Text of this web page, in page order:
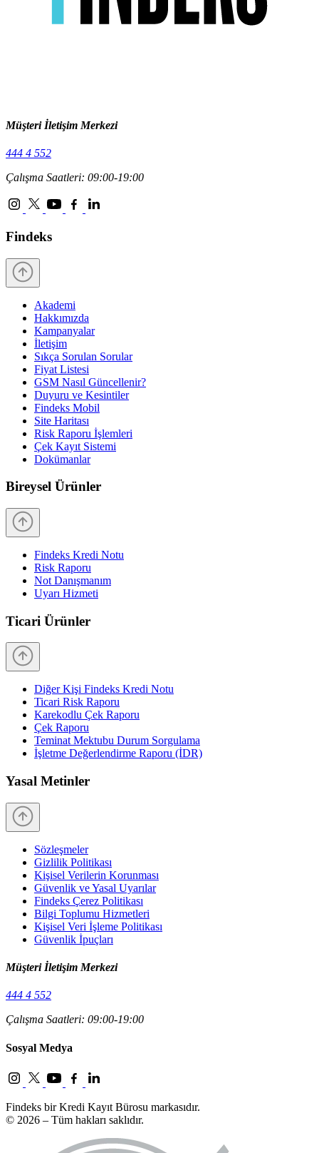
Müşteri İletişim Merkezi
444 4 552
Çalışma Saatleri: 09:00-19:00
Findeks
Akademi
Hakkımızda
Kampanyalar
İletişim
Sıkça Sorulan Sorular
Fiyat Listesi
GSM Nasıl Güncellenir?
Duyuru ve Kesintiler
Findeks Mobil
Site Haritası
Risk Raporu İşlemleri
Çek Kayıt Sistemi
Dokümanlar
Bireysel Ürünler
Findeks Kredi Notu
Risk Raporu
Not Danışmanım
Uyarı Hizmeti
Ticari Ürünler
Diğer Kişi Findeks Kredi Notu
Ticari Risk Raporu
Karekodlu Çek Raporu
Çek Raporu
Teminat Mektubu Durum Sorgulama
İşletme Değerlendirme Raporu (İDR)
Yasal Metinler
Sözleşmeler
Gizlilik Politikası
Kişisel Verilerin Korunması
Güvenlik ve Yasal Uyarılar
Findeks Çerez Politikası
Bilgi Toplumu Hizmetleri
Kişisel Veri İşleme Politikası
Güvenlik İpuçları
Müşteri İletişim Merkezi
444 4 552
Çalışma Saatleri: 09:00-19:00
Sosyal Medya
Findeks bir Kredi Kayıt Bürosu markasıdır.
© 2026 – Tüm hakları saklıdır.